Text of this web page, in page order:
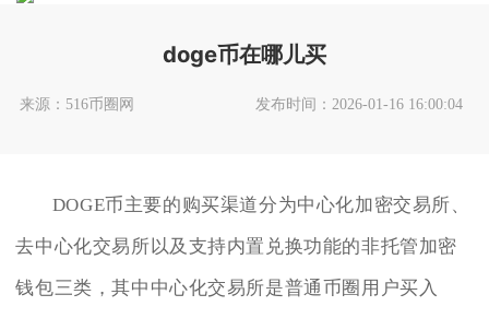
doge币在哪儿买
来源：516币圈网 发布时间：2026-01-16 16:00:04
DOGE币主要的购买渠道分为中心化加密交易所、
去中心化交易所以及支持内置兑换功能的非托管加密
钱包三类，其中中心化交易所是普通币圈用户买入